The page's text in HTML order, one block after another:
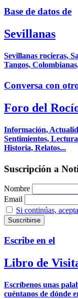
Base de datos de
Sevillanas
Sevillanas rocieras,
Tangos,
Conversa con
Foro del
Información,
Sentimientos,
Historia, Relatos...
Suscripción a
Nombre
Email
Si continúas,
Escribe en el
Libro de
Escríbenos unas
cuéntanos de dónde